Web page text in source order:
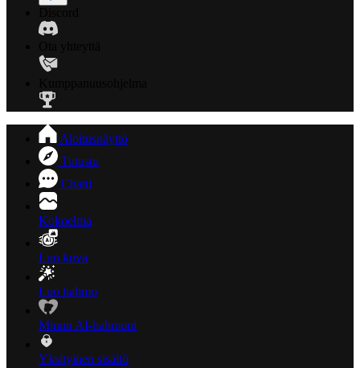
Aloitusnäyttö
Tutustu
Chatti
Kokoelma
Luo kuva
Luo hahmo
Minun AI-hahmoni
Yksityinen sisältö